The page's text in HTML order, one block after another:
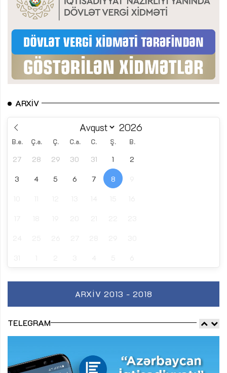
ARXIV
B.e. Ç.a. Ç. C.a. C. Ş. B.
27 28 29 30 31 1 2
3 4 5 6 7 8
ARXIV 2013 - 2018
TELEGRAM